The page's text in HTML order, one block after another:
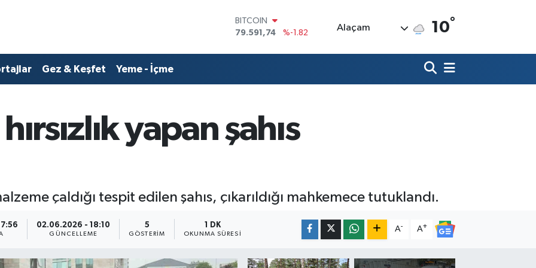
DOLAR
45,43620
%0.02
BİST100
14.598,00
%0
Alaçam 10°
Gez & Keşfet Yeme - İçme
yapan şahıs
çaldığı tespit edilen şahıs, çıkarıldığı mahkemece tutuklandı.
02.06.2026 - 18:10
GÜNCELLEME
5
GÖSTERIM
1 DK
OKUNMA SÜRESI
A- A+